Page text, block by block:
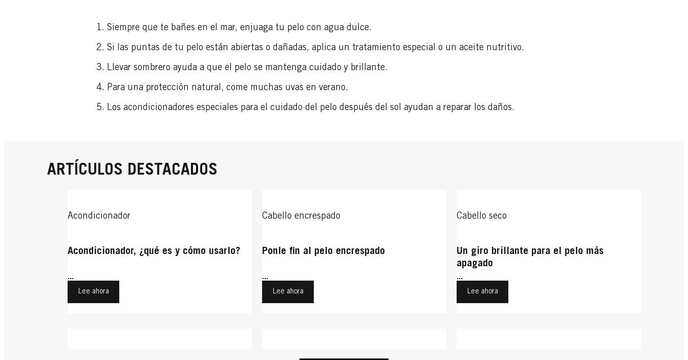
Siempre que te bañes en el mar, enjuaga tu pelo con agua dulce.
Si las puntas de tu pelo están abiertas o dañadas, aplica un tratamiento especial o un aceite nutritivo.
Llevar sombrero ayuda a que el pelo se mantenga cuidado y brillante.
Para una protección natural, come muchas uvas en verano.
Los acondicionadores especiales para el cuidado del pelo después del sol ayudan a reparar los daños.
ARTÍCULOS DESTACADOS
Acondicionador
Acondicionador, ¿qué es y cómo usarlo?
...
Lee ahora
Cabello encrespado
Ponle fin al pelo encrespado
...
Lee ahora
Cabello seco
Un giro brillante para el pelo más
apagado
...
Lee ahora